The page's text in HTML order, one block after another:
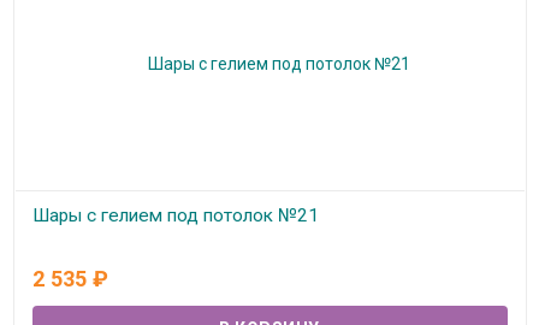
Шары с гелием под потолок №21
2 535 ₽